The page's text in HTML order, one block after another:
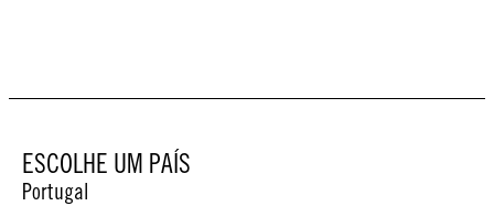
ESCOLHE UM PAÍS
Portugal